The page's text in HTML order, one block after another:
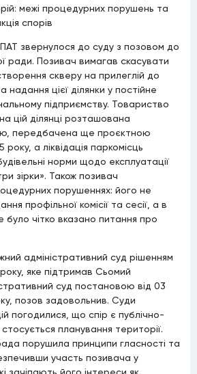
межі процедурних порушень та
спорів
звернулося до суду з позовом до
ради. Позивач вимагав скасувати
скверу на прилеглій до
надання цієї ділянки у постійне
підприємству. Товариство
цій ділянці розташована
передбачена ще проєктною
а ліквідація паркомісць
норми щодо експлуатації
зірки». Також позивач
порушеннях: його не
профільної комісії та сесії, а в
було чітко вказано питання про
адміністративний суд рішенням
яке підтримав Сьомий
суд постановою від 03
позов задовольнив. Суди
погодилися, що спір є публічно-
планування території.
порушила принципи гласності та
участь позивача у
зачіпають його інтереси як